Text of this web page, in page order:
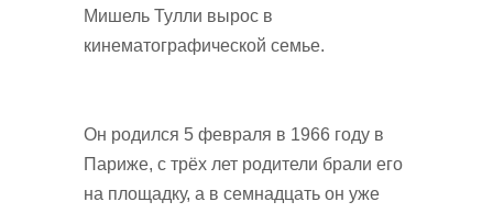
Мишель Тулли вырос в
кинематографической семье.
Он родился 5 февраля в 1966 году в
Париже, с трёх лет родители брали его
на площадку, а в семнадцать он уже